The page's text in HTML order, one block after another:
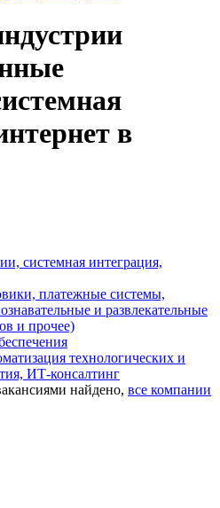
в
системная интеграция,
платежные системы,
и развлекательные
и прочее)
технологических и
ИТ-консалтинг
найдено, все компании